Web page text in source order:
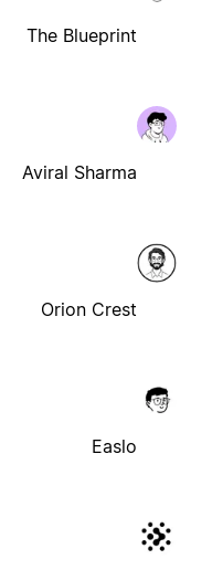
The Blueprint
Aviral Sharma
Orion Crest
Easlo